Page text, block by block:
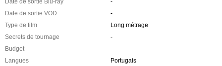
Date de sortie Blu-ray
-
Date de sortie VOD
-
Type de film
Long métrage
Secrets de tournage
-
Budget
-
Langues
Portugais